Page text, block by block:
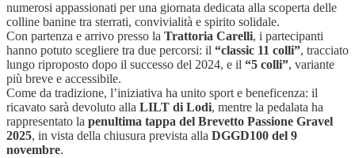
numerosi appassionati per una giornata dedicata alla scoperta delle
colline banine tra sterrati, convivialità e spirito solidale.
Con partenza e arrivo presso la Trattoria Carelli, i partecipanti
hanno potuto scegliere tra due percorsi: il “classic 11 colli”, tracciato
lungo riproposto dopo il successo del 2024, e il “5 colli”, variante
più breve e accessibile.
Come da tradizione, l’iniziativa ha unito sport e beneficenza: il
ricavato sarà devoluto alla LILT di Lodi, mentre la pedalata ha
rappresentato la penultima tappa del Brevetto Passione Gravel
2025, in vista della chiusura prevista alla DGGD100 del 9
novembre.